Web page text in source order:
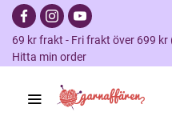
69 kr frakt - Fri frakt över 699
Hitta min order